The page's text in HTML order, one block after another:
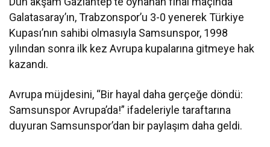
Galatasaray’ın, Trabzonspor’u 3-0 yenerek Türkiye
Kupası’nın sahibi olmasıyla Samsunspor, 1998
yılından sonra ilk kez Avrupa kupalarına gitmeye hak
kazandı.
Avrupa müjdesini, “Bir hayal daha gerçeğe döndü:
Samsunspor Avrupa’da!” ifadeleriyle taraftarına
duyuran Samsunspor’dan bir paylaşım daha geldi.